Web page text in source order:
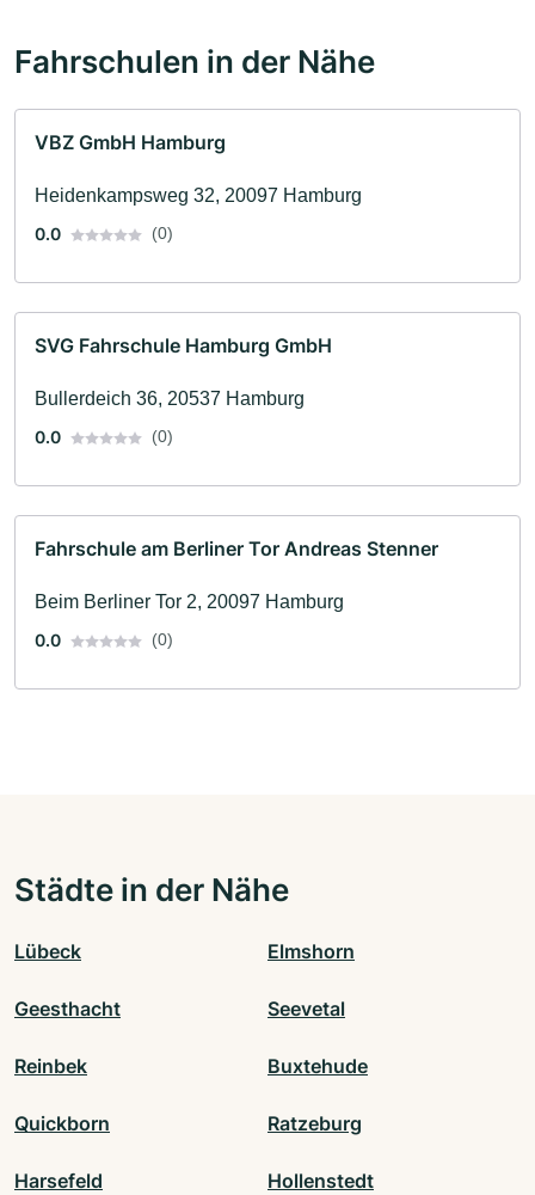
Fahrschulen in der Nähe
VBZ GmbH Hamburg
Heidenkampsweg 32, 20097 Hamburg
0.0
(0)
SVG Fahrschule Hamburg GmbH
Bullerdeich 36, 20537 Hamburg
0.0
(0)
Fahrschule am Berliner Tor Andreas Stenner
Beim Berliner Tor 2, 20097 Hamburg
0.0
(0)
Städte in der Nähe
Lübeck Elmshorn
Geesthacht Seevetal
Reinbek Buxtehude
Quickborn Ratzeburg
Harsefeld Hollenstedt